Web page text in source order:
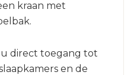
kraan met
direct toegang tot
en de